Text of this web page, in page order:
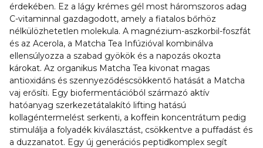
érdekében. Ez a lágy krémes gél most háromszoros adag
C-vitaminnal gazdagodott, amely a fiatalos bőrhöz
nélkülözhetetlen molekula. A magnézium-aszkorbil-foszfát
és az Acerola, a Matcha Tea Infúzióval kombinálva
ellensúlyozza a szabad gyökök és a napozás okozta
károkat. Az organikus Matcha Tea kivonat magas
antioxidáns és szennyeződéscsökkentő hatását a Matcha
vaj erősíti. Egy biofermentációból származó aktív
hatóanyag szerkezetátalakító lifting hatású
kollagéntermelést serkenti, a koffein koncentrátum pedig
stimulálja a folyadék kiválasztást, csökkentve a puffadást és
a duzzanatot. Egy új generációs peptidkomplex segít